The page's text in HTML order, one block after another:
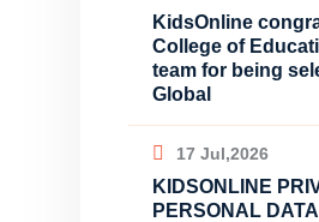
KidsOnline
College of
team for being
Global
17 Jul,2026
KIDSONLINE
PERSONAL